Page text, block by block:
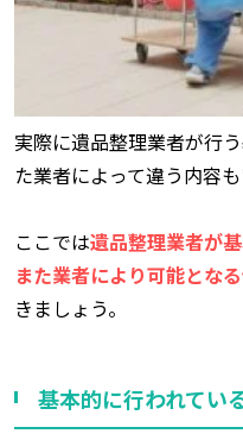
実際に遺品整理業者が行
た業者によって違う内容
ここでは遺品整理業者が
また業者により可能とな
きましょう。
基本的に行われてい